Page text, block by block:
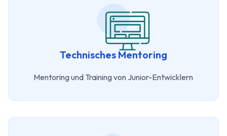
Technisches Mentoring
Mentoring und Training von Junior-Entwicklern